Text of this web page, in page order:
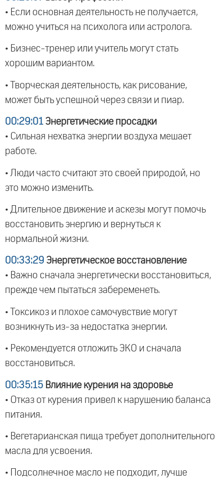
• Если основная деятельность не получается,
можно учиться на психолога или астролога.
• Бизнес-тренер или учитель могут стать
хорошим вариантом.
• Творческая деятельность, как рисование,
может быть успешной через связи и пиар.
00:29:01 Энергетические просадки
• Сильная нехватка энергии воздуха мешает
работе.
• Люди часто считают это своей природой, но
это можно изменить.
• Длительное движение и аскезы могут помочь
восстановить энергию и вернуться к
нормальной жизни.
00:33:29 Энергетическое восстановление
• Важно сначала энергетически восстановиться,
прежде чем пытаться забеременеть.
• Токсикоз и плохое самочувствие могут
возникнуть из-за недостатка энергии.
• Рекомендуется отложить ЭКО и сначала
восстановиться.
00:35:15 Влияние курения на здоровье
• Отказ от курения привел к нарушению баланса
питания.
• Вегетарианская пища требует дополнительного
масла для усвоения.
• Подсолнечное масло не подходит, лучше